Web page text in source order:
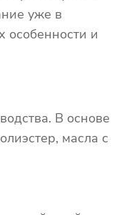
уже в
особенности и
В основе
масла с